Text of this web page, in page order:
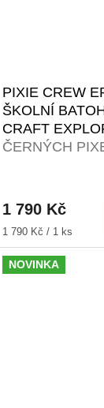
PIXIE CREW
ŠKOLNÍ
CRAFT
ČERNÝCH
produktu
je
5,0
z
1 790 Kč
Měrná
cena:
1 790 Kč / 1 ks
NOVINKA